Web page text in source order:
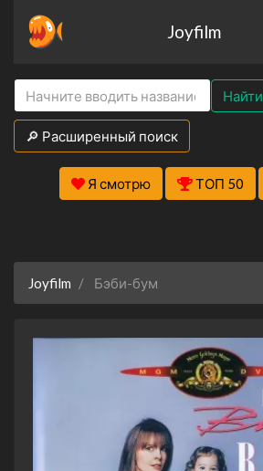
Joyfilm
Найти
🔎 Расширенный поиск
Я смотрю ТОП 50
Joyfilm Бэби-бум